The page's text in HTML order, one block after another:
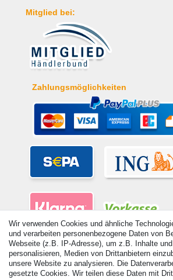
Mitglied bei:
Zahlungsmöglichkeiten
Wir verwenden Cookies und ähnliche
und verarbeiten personenbezogene Daten von
Webseite (z.B. IP-Adresse), um z.B. Inhalte
personalisieren, Medien von Drittanbietern
unsere Website zu analysieren. Die
gesetzte Cookies. Wir teilen diese Daten mit